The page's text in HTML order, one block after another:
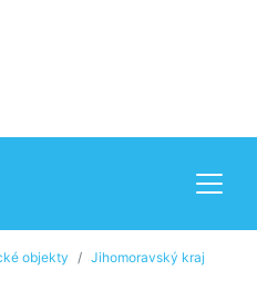
objekty Jihomoravský kraj